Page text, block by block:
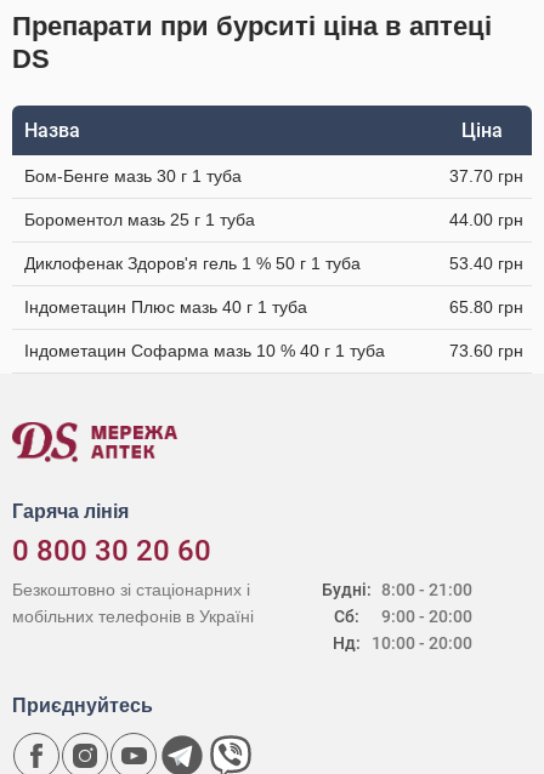
Препарати при бурситі ціна в аптеці
DS
Назва Ціна
Бом-Бенге мазь 30 г 1 туба 37.70 грн
Бороментол мазь 25 г 1 туба 44.00 грн
Диклофенак Здоров'я гель 1 % 50 г 1 туба 53.40 грн
Індометацин Плюс мазь 40 г 1 туба 65.80 грн
Індометацин Софарма мазь 10 % 40 г 1 туба 73.60 грн
Гаряча лінія
0 800 30 20 60
Будні:
Сб:
Нд:
8:00 - 21:00
9:00 - 20:00
10:00 - 20:00
Безкоштовно зі стаціонарних і
мобільних телефонів в Україні
Приєднуйтесь